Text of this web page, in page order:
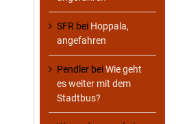
SFR bei Hoppala,
angefahren
Pendler beiWie geht
es weiter mit dem
Stadtbus?